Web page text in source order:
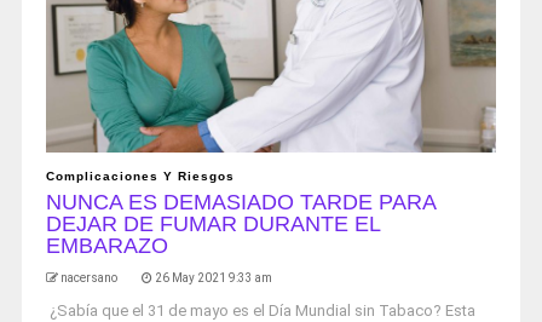
Complicaciones Y Riesgos
NUNCA ES DEMASIADO TARDE PARA
DEJAR DE FUMAR DURANTE EL
EMBARAZO
nacersano 26 May 2021 9:33 am
¿Sabía que el 31 de mayo es el Día Mundial sin Tabaco? Esta